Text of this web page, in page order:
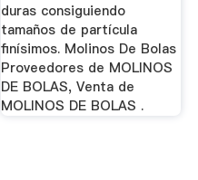
duras consiguiendo
tamaños de partícula
finísimos. Molinos De Bolas
Proveedores de MOLINOS
DE BOLAS, Venta de
MOLINOS DE BOLAS .